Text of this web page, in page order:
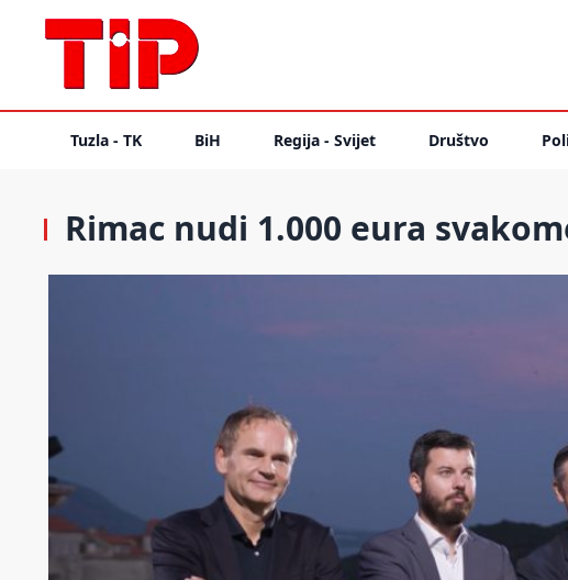
Tuzla - TK BiH Regija - Svijet Društvo
Rimac nudi 1.000 eura